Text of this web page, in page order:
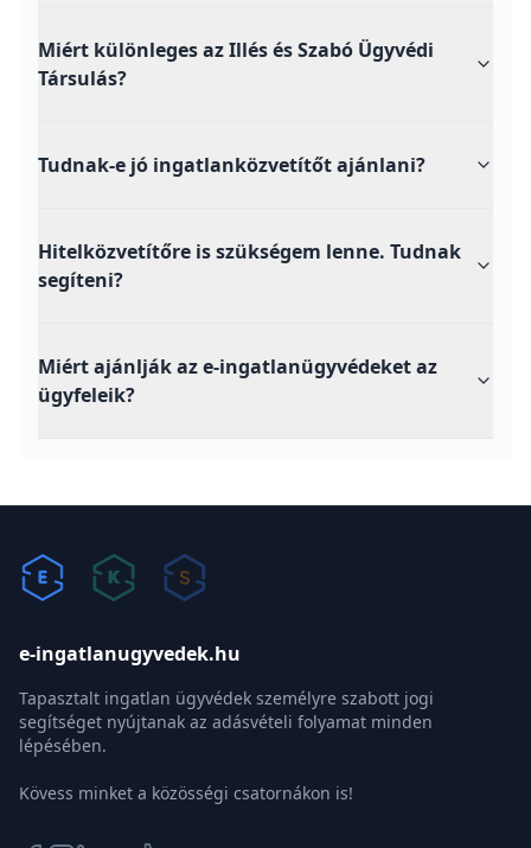
Miért különleges az Illés és Szabó Ügyvédi
Társulás?
Tudnak-e jó ingatlanközvetítőt ajánlani?
Hitelközvetítőre is szükségem lenne. Tudnak
segíteni?
Miért ajánlják az e-ingatlanügyvédeket az
ügyfeleik?
e-ingatlanugyvedek.hu
Tapasztalt ingatlan ügyvédek személyre szabott jogi
segítséget nyújtanak az adásvételi folyamat minden
lépésében.
Kövess minket a közösségi csatornákon is!